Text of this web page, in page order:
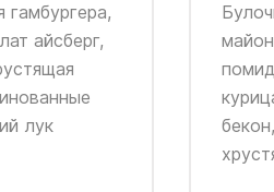
гамбургера,
айсберг,
лук